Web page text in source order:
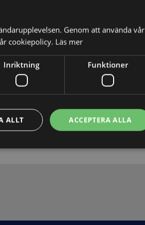
Genom att använda vår
cookiepolicy. Läs mer
Inriktning Funktioner
ACCEPTERA ALLA
ALLT